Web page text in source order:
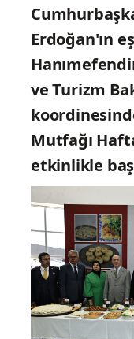
Erdoğan'ın
ve Turizm
Mutfağı
etkinlikle